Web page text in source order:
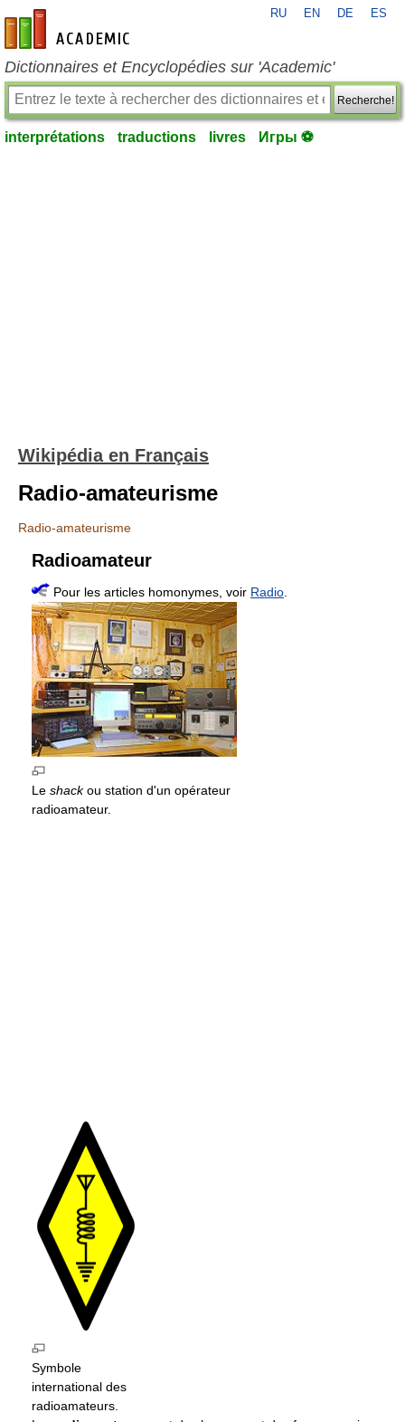
fr-academic.com
RU EN DE ES
Dictionnaires et Encyclopédies sur 'Academic'
Recherche!
interprétations traductions livres Игры ⚽
Wikipédia en Français
Radio-amateurisme
Radio-amateurisme
Radioamateur
Pour les articles homonymes, voir Radio
Le shackou station d'un opérateur
radioamateur.
Symbole
international des
radioamateurs.